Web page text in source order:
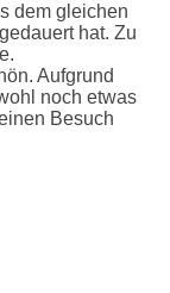
dem gleichen
hat. Zu
Aufgrund
noch etwas
Besuch